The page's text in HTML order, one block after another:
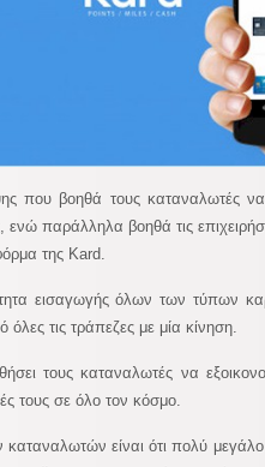
βοηθά τους καταναλωτές να
ενώ παράλληλα βοηθά τις
της Kard.
εισαγωγής όλων των τύπων
τις τράπεζες με μία κίνηση.
τους καταναλωτές να
τους σε όλο τον κόσμο.
είναι ότι πολύ